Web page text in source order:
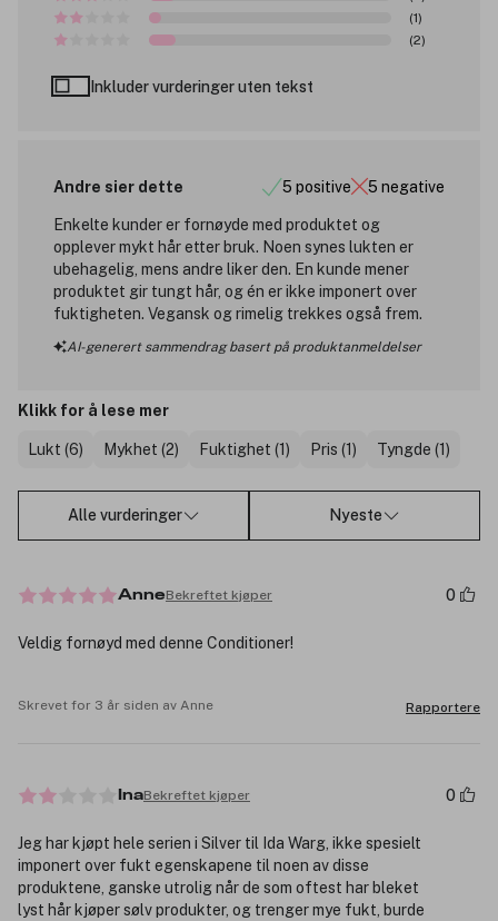
(1)
(2)
Inkluder vurderinger uten tekst
Andre sier dette 5 positive 5 negative
Enkelte kunder er fornøyde med produktet og
opplever mykt hår etter bruk. Noen synes lukten er
ubehagelig, mens andre liker den. En kunde mener
produktet gir tungt hår, og én er ikke imponert over
fuktigheten. Vegansk og rimelig trekkes også frem.
AI-generert sammendrag basert på produktanmeldelser
Klikk for å lese mer
Lukt (6) Mykhet (2) Fuktighet (1) Pris (1) Tyngde (1)
Alle vurderinger Nyeste
AnneBekreftet kjøper 0
Veldig fornøyd med denne Conditioner!
Skrevet for 3 år siden av Anne Rapportere
InaBekreftet kjøper 0
Jeg har kjøpt hele serien i Silver til Ida Warg, ikke spesielt
imponert over fukt egenskapene til noen av disse
produktene, ganske utrolig når de som oftest har bleket
lyst hår kjøper sølv produkter, og trenger mye fukt, burde